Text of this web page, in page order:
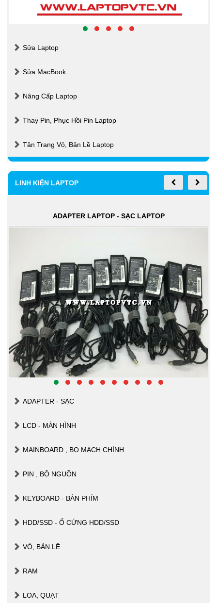
Sửa Laptop
Sửa MacBook
Nâng Cấp Laptop
Thay Pin, Phục Hồi Pin Laptop
Tân Trang Vỏ, Bản Lề Laptop
LINH KIỆN LAPTOP
ADAPTER LAPTOP - SẠC LAPTOP
ADAPTER - SẠC
LCD - MÀN HÌNH
MAINBOARD , BO MẠCH CHÍNH
PIN , BỘ NGUỒN
KEYBOARD - BÀN PHÍM
HDD/SSD - Ổ CỨNG HDD/SSD
VỎ, BẢN LỀ
RAM
LOA, QUẠT